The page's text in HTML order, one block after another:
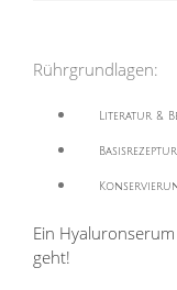
Rührgrundlagen:
Literatur &
Ein
geht!